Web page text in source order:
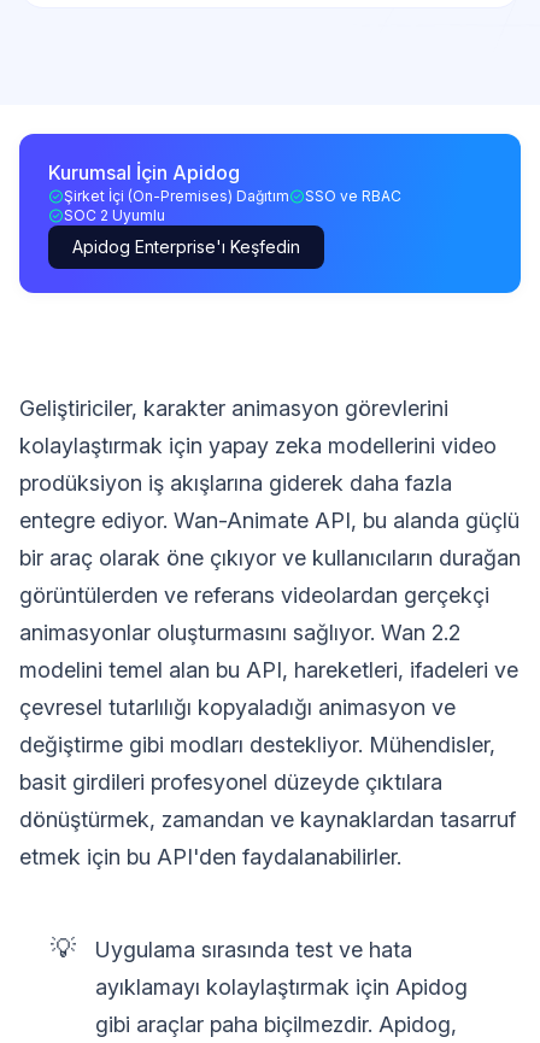
Kurumsal İçin Apidog
Şirket İçi (On-Premises) Dağıtım
SSO ve RBAC
SOC 2 Uyumlu
Apidog Enterprise'ı Keşfedin
Geliştiriciler, karakter animasyon görevlerini
kolaylaştırmak için yapay zeka modellerini video
prodüksiyon iş akışlarına giderek daha fazla
entegre ediyor. Wan-Animate API, bu alanda güçlü
bir araç olarak öne çıkıyor ve kullanıcıların durağan
görüntülerden ve referans videolardan gerçekçi
animasyonlar oluşturmasını sağlıyor. Wan 2.2
modelini temel alan bu API, hareketleri, ifadeleri ve
çevresel tutarlılığı kopyaladığı animasyon ve
değiştirme gibi modları destekliyor. Mühendisler,
basit girdileri profesyonel düzeyde çıktılara
dönüştürmek, zamandan ve kaynaklardan tasarruf
etmek için bu API'den faydalanabilirler.
💡
Uygulama sırasında test ve hata
ayıklamayı kolaylaştırmak için Apidog
gibi araçlar paha biçilmezdir. Apidog,